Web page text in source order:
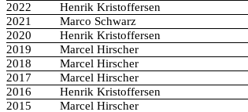
2022
Henrik Kristoffersen
2021
Marco Schwarz
2020
Henrik Kristoffersen
2019
Marcel Hirscher
2018
Marcel Hirscher
2017
Marcel Hirscher
2016
Henrik Kristoffersen
2015
Marcel Hirscher